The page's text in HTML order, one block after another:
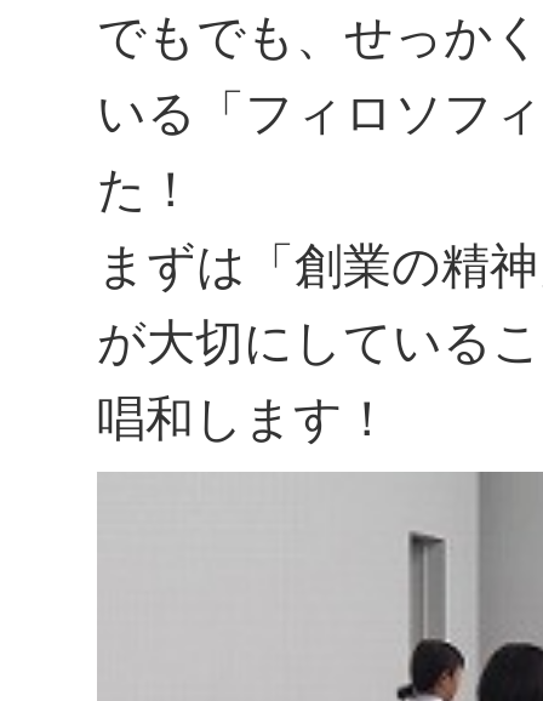
でもでも、せっか
いる「フィロソフ
た！
まずは「創業の精
が大切にしている
唱和します！